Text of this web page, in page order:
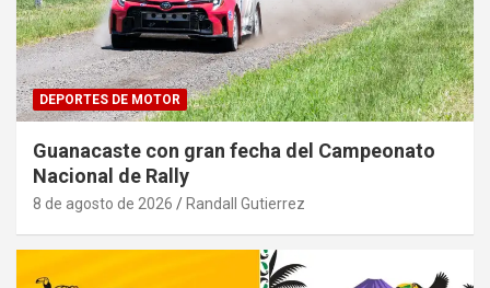
DEPORTES DE MOTOR
Guanacaste con gran fecha del Campeonato
Nacional de Rally
8 de agosto de 2026 Randall Gutierrez